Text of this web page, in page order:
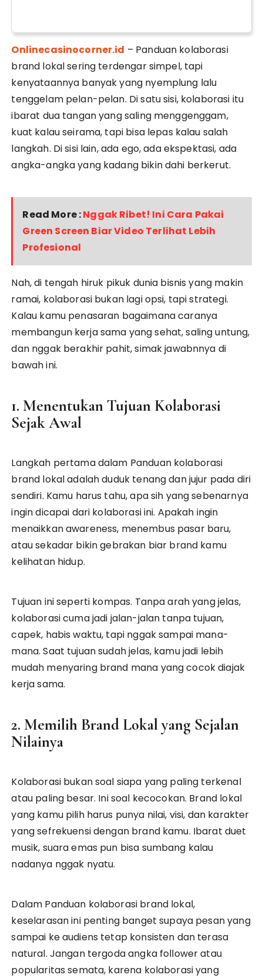
Onlinecasinocorner.id – Panduan kolaborasi
brand lokal sering terdengar simpel, tapi
kenyataannya banyak yang nyemplung lalu
tenggelam pelan-pelan. Di satu sisi, kolaborasi itu
ibarat dua tangan yang saling menggenggam,
kuat kalau seirama, tapi bisa lepas kalau salah
langkah. Di sisi lain, ada ego, ada ekspektasi, ada
angka-angka yang kadang bikin dahi berkerut.
Read More :Nggak Ribet! Ini Cara Pakai
Green Screen Biar Video Terlihat Lebih
Profesional
Nah, di tengah hiruk pikuk dunia bisnis yang makin
ramai, kolaborasi bukan lagi opsi, tapi strategi.
Kalau kamu penasaran bagaimana caranya
membangun kerja sama yang sehat, saling untung,
dan nggak berakhir pahit, simak jawabnnya di
bawah ini.
1. Menentukan Tujuan Kolaborasi
Sejak Awal
Langkah pertama dalam Panduan kolaborasi
brand lokal adalah duduk tenang dan jujur pada diri
sendiri. Kamu harus tahu, apa sih yang sebenarnya
ingin dicapai dari kolaborasi ini. Apakah ingin
menaikkan awareness, menembus pasar baru,
atau sekadar bikin gebrakan biar brand kamu
kelihatan hidup.
Tujuan ini seperti kompas. Tanpa arah yang jelas,
kolaborasi cuma jadi jalan-jalan tanpa tujuan,
capek, habis waktu, tapi nggak sampai mana-
mana. Saat tujuan sudah jelas, kamu jadi lebih
mudah menyaring brand mana yang cocok diajak
kerja sama.
2. Memilih Brand Lokal yang Sejalan
Nilainya
Kolaborasi bukan soal siapa yang paling terkenal
atau paling besar. Ini soal kecocokan. Brand lokal
yang kamu pilih harus punya nilai, visi, dan karakter
yang sefrekuensi dengan brand kamu. Ibarat duet
musik, suara emas pun bisa sumbang kalau
nadanya nggak nyatu.
Dalam Panduan kolaborasi brand lokal,
keselarasan ini penting banget supaya pesan yang
sampai ke audiens tetap konsisten dan terasa
natural. Jangan tergoda angka follower atau
popularitas semata, karena kolaborasi yang